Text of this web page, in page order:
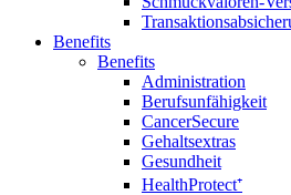
Benefits
Benefits
Administration
Berufsunfähigkeit
CancerSecure
Gehaltsextras
Gesundheit
HealthProtect⁺